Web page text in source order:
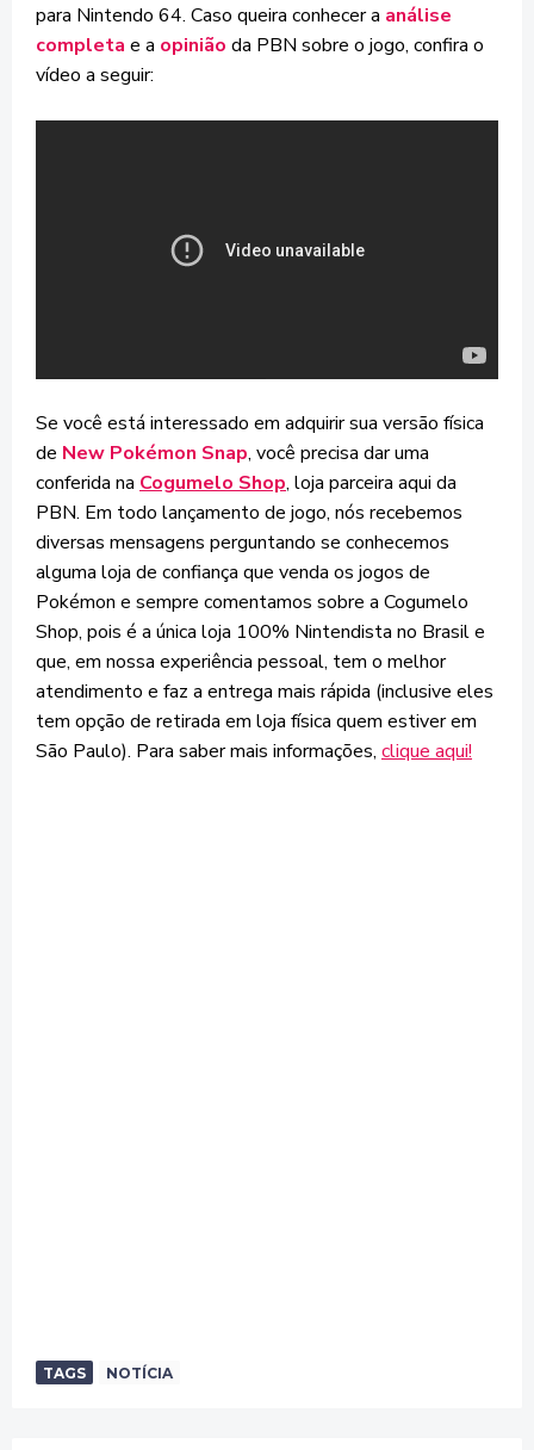
para Nintendo 64. Caso queira conhecer a análise
completa e a opinião da PBN sobre o jogo, confira o
vídeo a seguir:
Se você está interessado em adquirir sua versão física
de New Pokémon Snap, você precisa dar uma
conferida na Cogumelo Shop, loja parceira aqui da
PBN. Em todo lançamento de jogo, nós recebemos
diversas mensagens perguntando se conhecemos
alguma loja de confiança que venda os jogos de
Pokémon e sempre comentamos sobre a Cogumelo
Shop, pois é a única loja 100% Nintendista no Brasil e
que, em nossa experiência pessoal, tem o melhor
atendimento e faz a entrega mais rápida (inclusive eles
tem opção de retirada em loja física quem estiver em
São Paulo). Para saber mais informações, clique aqui!
TAGS NOTÍCIA